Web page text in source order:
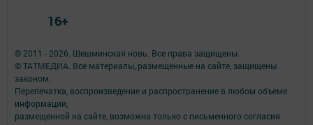
© 2011 - 2026. Шешминская новь. Все права защищены.
© ТАТМЕДИА. Все материалы, размещенные на сайте, защищены
законом.
Перепечатка, воспроизведение и распространение в любом объеме
информации,
размещенной на сайте, возможна только с письменного согласия
16+